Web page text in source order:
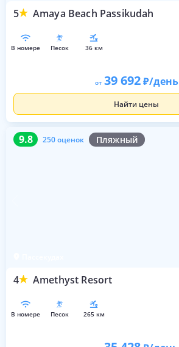
5 Amaya Beach Passikudah
в номере песок 36 км
от 39 692 /день
Найти цены
9.8 250 оценок Пляжный
4 Amethyst Resort
9.8 250 оценок
в номере песок 265 км